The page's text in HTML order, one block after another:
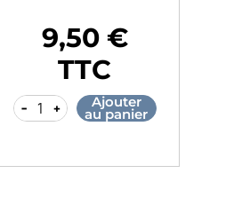
9,50 €
TTC
- + Ajouter
au panier